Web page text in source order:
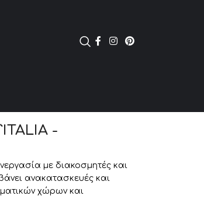
-
με διακοσμητές και
ανακατασκευές και
χώρων και